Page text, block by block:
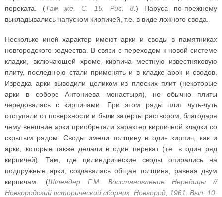
переката. (Там же. С. 15. Рис. 8 .) Паруса по-прежнему
выкладывались напуском кирпичей, т.е. в виде ложного свода.
Несколько иной характер имеют арки и своды в памятниках
новгородского зодчества. В связи с переходом к новой системе
кладки, включающей хроме кирпича местную известняковую
плиту, последнюю стали применять и в кладке арок и сводов.
Изредка арки выводили целиком из плоских плит (некоторые
арки в соборе Антониева монастыря), но обычно плиты
чередовалась с кирпичами. При этом ряды плит чуть-чуть
отступали от поверхности и были затерты раствором, благодаря
чему внешние арки приобретали характер кирпичной кладки со
скрытым рядом. Своды имели толщину в один кирпич, как и
арки, которые также делали в один перекат (т.е. в один ряд
кирпичей). Там, где цилиндрические своды опирались на
подпружные арки, создавалась общая толщина, равная двум
кирпичам. (Штендер Г.М. Восстановление Нередицы //
Новгородский исторический сборник. Новгород, 1961. Вып. 10.